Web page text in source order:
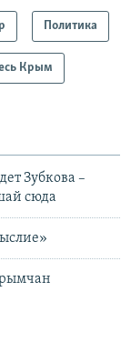
Политика
Крым
Зубкова –
сюда